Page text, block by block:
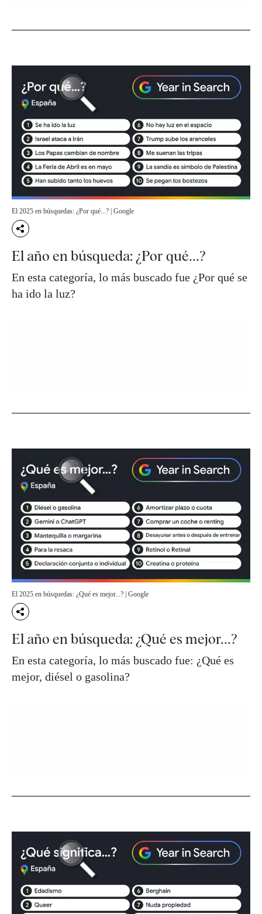
El 2025 en búsquedas: ¿Por qué...? | Google
El año en búsqueda: ¿Por qué...?
En esta categoría, lo más buscado fue ¿Por qué se
ha ido la luz?
El 2025 en búsquedas: ¿Qué es mejor...? | Google
El año en búsqueda: ¿Qué es mejor...?
En esta categoría, lo más buscado fue: ¿Qué es
mejor, diésel o gasolina?